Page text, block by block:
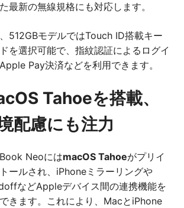
最新の無線規格にも対応します。
512GBモデルではTouch ID搭載キー
を選択可能で、指紋認証によるログイ
Pay決済などを利用できます。
Tahoeを搭載、
配慮にも注力
NeoにはmacOS Tahoeがプリイ
ールされ、iPhoneミラーリングや
などAppleデバイス間の連携機能を
きます。これにより、MacとiPhone